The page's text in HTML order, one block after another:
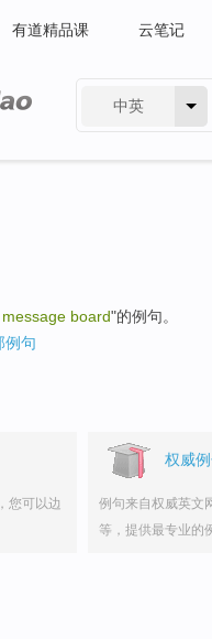
有道精品课 云笔记
中英
board"的例句。
例句
您可以边
权威
例句来自权威英文
等，提供最专业的